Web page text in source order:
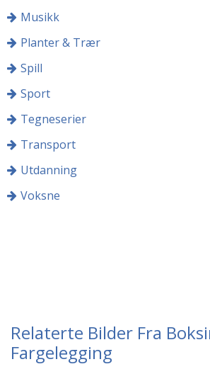
Musikk
Planter & Trær
Spill
Sport
Tegneserier
Transport
Utdanning
Voksne
Relaterte Bilder Fra
Fargelegging